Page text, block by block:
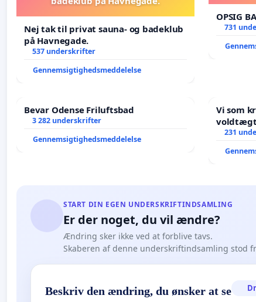
Nej tak til privat sauna- og badeklub
på Havnegade.
537 underskrifter
Gennemsigtighedsmeddelelse
OPSIG
731
Bevar Odense Friluftsbad
3 282 underskrifter
Gennemsigtighedsmeddelelse
Vi som
voldtægt af natur, dyreliv,
unge
231
START DIN EGEN UNDERSKRIFTINDSAMLING
Er der noget, du vil ændre?
Ændring sker ikke ved at forblive tavs.
Skaberen af denne underskriftindsamling stod
Beskriv den ændring, du ønsker at se